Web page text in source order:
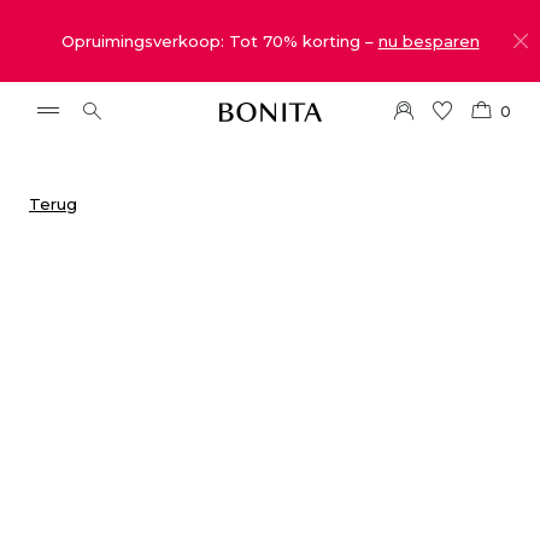
Opruimingsverkoop: Tot 70% korting – nu besparen
0
Terug